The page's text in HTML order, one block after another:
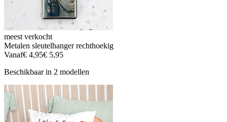
meest verkocht
Metalen sleutelhanger rechthoekig
Vanaf€ 4,95€ 5,95
Beschikbaar in 2 modellen